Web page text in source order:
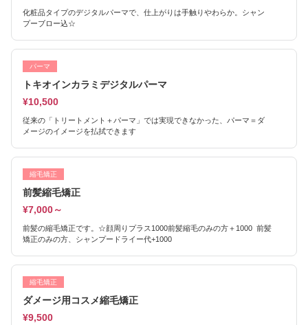
化粧品タイプのデジタルパーマで、仕上がりは手触りやわらか。シャン
プーブロー込☆
パーマ
トキオインカラミデジタルパーマ
¥10,500
従来の「トリートメント＋パーマ」では実現できなかった、パーマ＝ダ
メージのイメージを払拭できます
縮毛矯正
前髪縮毛矯正
¥7,000～
前髪の縮毛矯正です。☆顔周りプラス1000前髪縮毛のみの方＋1000 前髪
矯正のみの方、シャンプードライー代+1000
縮毛矯正
ダメージ用コスメ縮毛矯正
¥9,500